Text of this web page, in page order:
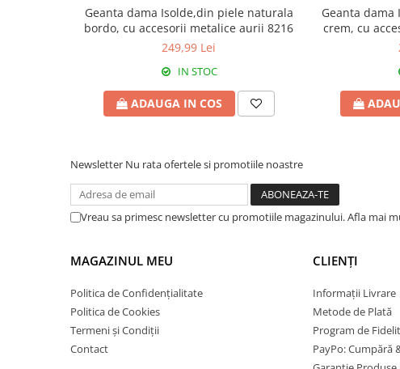
Geanta dama Isolde,din piele naturala
bordo, cu accesorii metalice aurii 8216
249,99 Lei
IN STOC
ADAUGA IN COS
Geanta
crem, cu
Newsletter Nu rata ofertele si promotiile noastre
Vreau sa primesc newsletter cu promotiile magazinului. Afla mai
MAGAZINUL MEU
Politica de Confidențialitate
Politica de Cookies
Termeni și Condiții
Contact
CLIENȚI
Informații Livrare
Metode de Plată
Program de
PayPo: Cumpără